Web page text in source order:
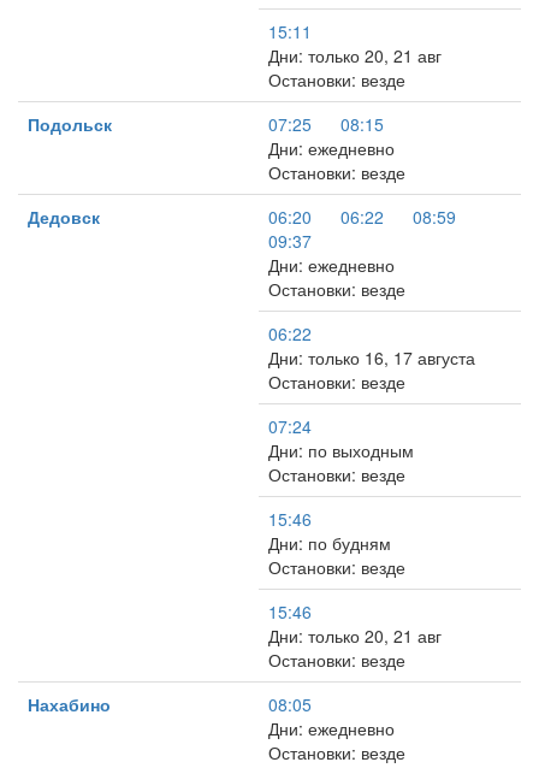
15:11
Дни: только 20, 21 авг
Остановки: везде
Подольск
07:25
08:15
Дни: ежедневно
Остановки: везде
Дедовск
06:20 06:22
08:59
09:37
Дни: ежедневно
Остановки: везде
06:22
Дни: только 16, 17 августа
Остановки: везде
07:24
Дни: по выходным
Остановки: везде
15:46
Дни: по будням
Остановки: везде
15:46
Дни: только 20, 21 авг
Остановки: везде
Нахабино
08:05
Дни: ежедневно
Остановки: везде